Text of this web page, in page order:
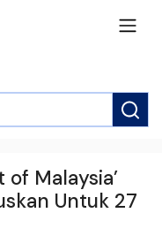
of Malaysia’
Untuk 27